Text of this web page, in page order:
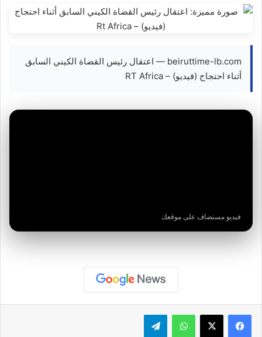
beiruttime-lb.com — اعتقال رئيس القضاة الكيني السابق
أثناء احتجاج (فيديو) – RT Africa
فيديو مستضاف على موقعك
واتساب تيلقرام